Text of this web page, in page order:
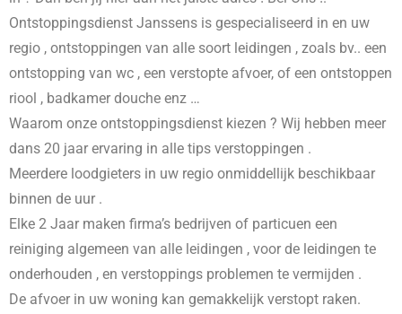
Ontstoppingsdienst Janssens is gespecialiseerd in en uw
regio , ontstoppingen van alle soort leidingen , zoals bv.. een
ontstopping van wc , een verstopte afvoer, of een ontstoppen
riool , badkamer douche enz …
Waarom onze ontstoppingsdienst kiezen ? Wij hebben meer
dans 20 jaar ervaring in alle tips verstoppingen .
Meerdere loodgieters in uw regio onmiddellijk beschikbaar
binnen de uur .
Elke 2 Jaar maken firma’s bedrijven of particuen een
reiniging algemeen van alle leidingen , voor de leidingen te
onderhouden , en verstoppings problemen te vermijden .
De afvoer in uw woning kan gemakkelijk verstopt raken.